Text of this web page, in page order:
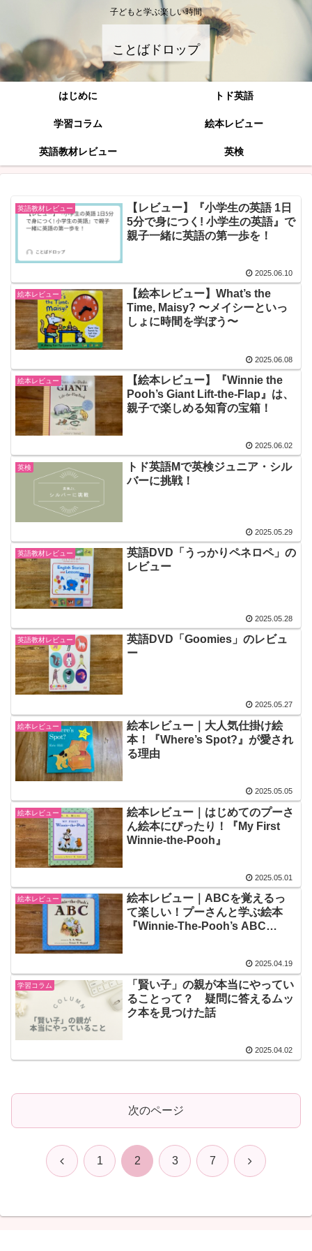
子どもと学ぶ楽しい時間
ことばドロップ
はじめに トド英語
学習コラム 絵本レビュー
英語教材レビュー 英検
英語教材レビュー
【レビュー】『小学生の英語 1日
5分で身につく! 小学生の英語』で
親子一緒に英語の第一歩を！
2025.06.10
絵本レビュー
【絵本レビュー】What’s the
Time, Maisy? 〜メイシーといっ
しょに時間を学ぼう〜
2025.06.08
絵本レビュー
【絵本レビュー】『Winnie the
Pooh’s Giant Lift-the-Flap』は、
親子で楽しめる知育の宝箱！
2025.06.02
英検
トド英語Mで英検ジュニア・シル
バーに挑戦！
2025.05.29
英語教材レビュー
英語DVD「うっかりペネロペ」の
レビュー
2025.05.28
英語教材レビュー
英語DVD「Goomies」のレビュ
ー
2025.05.27
絵本レビュー
絵本レビュー｜大人気仕掛け絵
本！『Where’s Spot?』が愛され
る理由
2025.05.05
絵本レビュー
絵本レビュー｜はじめてのプーさ
ん絵本にぴったり！『My First
Winnie-the-Pooh』
2025.05.01
絵本レビュー
絵本レビュー｜ABCを覚えるっ
て楽しい！プーさんと学ぶ絵本
『Winnie-The-Pooh’s ABC
2025.04.19
学習コラム
「賢い子」の親が本当にやってい
ることって？ 疑問に答えるムッ
ク本を見つけた話
2025.04.02
次のページ
前 1 2 3 7 次